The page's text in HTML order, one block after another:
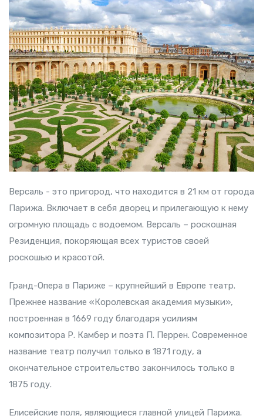
Версаль - это пригород, что находится в 21 км от города
Парижа. Включает в себя дворец и прилегающую к нему
огромную площадь с водоемом. Версаль – роскошная
Резиденция, покоряющая всех туристов своей
роскошью и красотой.
Гранд-Опера в Париже – крупнейший в Европе театр.
Прежнее название «Королевская академия музыки»,
построенная в 1669 году благодаря усилиям
композитора Р. Камбер и поэта П. Перрен. Современное
название театр получил только в 1871 году, а
окончательное строительство закончилось только в
1875 году.
Елисейские поля, являющиеся главной улицей Парижа.